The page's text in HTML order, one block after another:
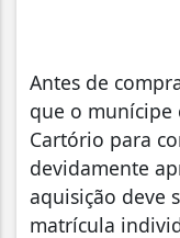
Antes de
que o munícipe
Cartório para
devidamente
aquisição deve
matrícula